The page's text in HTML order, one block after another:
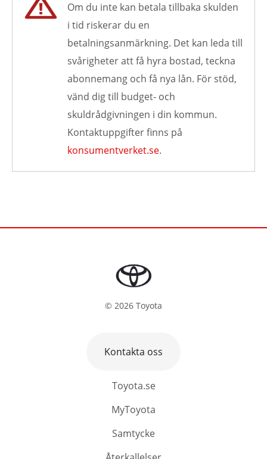
Om du inte kan betala tillbaka skulden
i tid riskerar du en
betalningsanmärkning. Det kan leda till
svårigheter att få hyra bostad, teckna
abonnemang och få nya lån. För stöd,
vänd dig till budget- och
skuldrådgivningen i din kommun.
Kontaktuppgifter finns på
konsumentverket.se.
© 2026 Toyota
Toyota.se
MyToyota
Samtycke
Kontakta oss